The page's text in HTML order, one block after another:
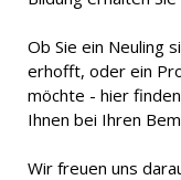
Ob Sie ein Neuling
erhofft, oder ein
möchte - hier
Ihnen bei Ihren
Wir freuen uns